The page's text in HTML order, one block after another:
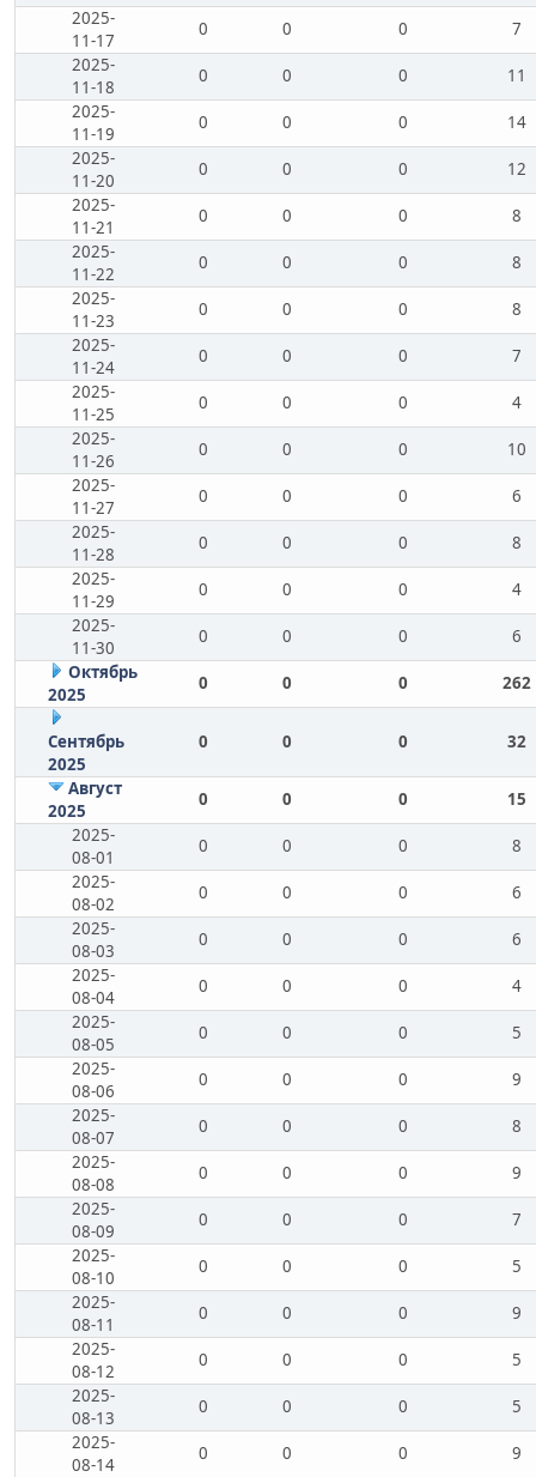
2025-
11-17
0 0 0
7
2025-
11-18
0 0 0
11
2025-
11-19
0 0 0
14
2025-
11-20
0 0 0
12
2025-
11-21
0 0 0
8
2025-
11-22
0 0 0
8
2025-
11-23
0 0 0
8
2025-
11-24
0 0 0
7
2025-
11-25
0 0 0
4
2025-
11-26
0 0 0
10
2025-
11-27
0 0 0
6
2025-
11-28
0 0 0
8
2025-
11-29
0 0 0
4
2025-
11-30
0 0 0
6
Октябрь
2025
0 0 0 262
Сентябрь
2025
0 0 0 32
Август
2025
0 0 0
15
2025-
08-01
0 0 0
8
2025-
08-02
0 0 0
6
2025-
08-03
0 0 0
6
2025-
08-04
0 0 0
4
2025-
08-05
0 0 0
5
2025-
08-06
0 0 0
9
2025-
08-07
0 0 0
8
2025-
08-08
0 0 0
9
2025-
08-09
0 0 0
7
2025-
08-10
0 0 0
5
2025-
08-11
0 0 0
9
2025-
08-12
0 0 0
5
2025-
08-13
0 0 0
5
2025-
08-14
0 0 0
9